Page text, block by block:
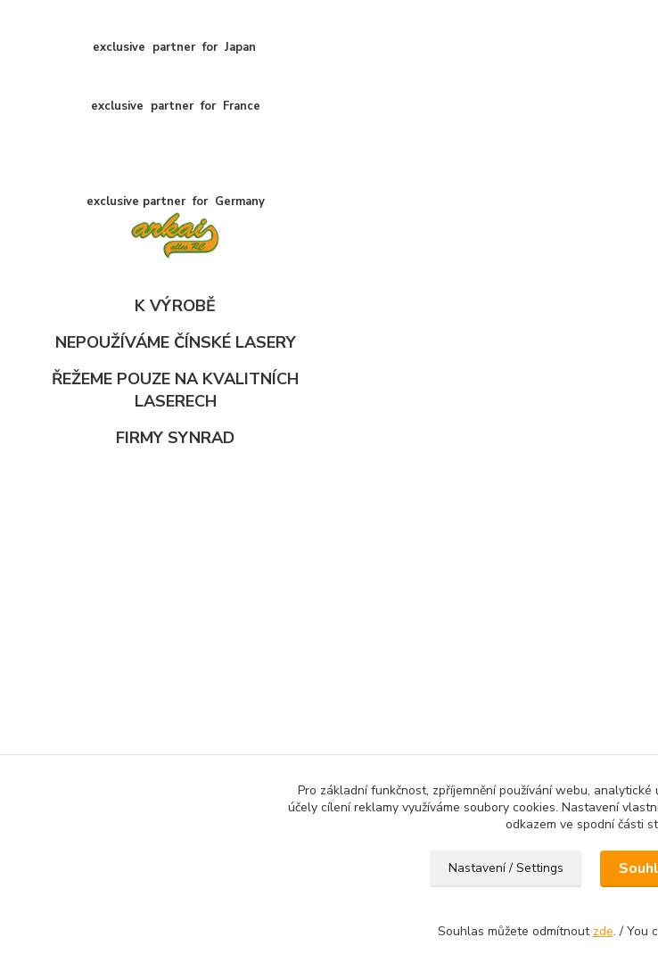
exclusive partner for Japan
exclusive partner for France
exclusive partner for Germany
K VÝROBĚ
NEPOUŽÍVÁME ČÍNSKÉ LASERY
ŘEŽEME POUZE NA KVALITNÍCH
LASERECH
FIRMY SYNRAD
Pro základní funkčnost, zpříjemnění používání webu,
účely cílení reklamy využíváme soubory cookies. Nastavení
odkazem ve spodní části
Nastavení / Settings
Souhlas můžete odmítnout zde. / You